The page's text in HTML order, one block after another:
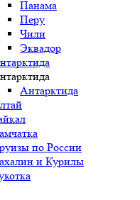
Панама
Перу
Чили
Эквадор
Антарктида
по России
и Курилы